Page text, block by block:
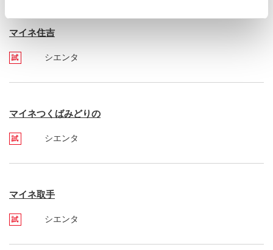
マイネ住吉
シエンタ
マイネつくばみどりの
シエンタ
マイネ取手
シエンタ